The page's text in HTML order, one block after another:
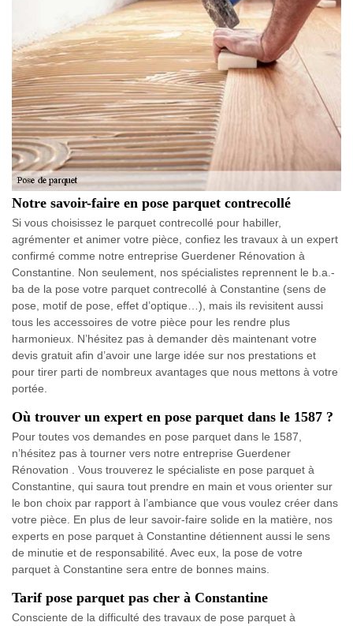
Notre savoir-faire en pose parquet contrecollé
Si vous choisissez le parquet contrecollé pour habiller,
agrémenter et animer votre pièce, confiez les travaux à un expert
confirmé comme notre entreprise Guerdener Rénovation à
Constantine. Non seulement, nos spécialistes reprennent le b.a.-
ba de la pose votre parquet contrecollé à Constantine (sens de
pose, motif de pose, effet d’optique…), mais ils revisitent aussi
tous les accessoires de votre pièce pour les rendre plus
harmonieux. N’hésitez pas à demander dès maintenant votre
devis gratuit afin d’avoir une large idée sur nos prestations et
pour tirer parti de nombreux avantages que nous mettons à votre
portée.
Où trouver un expert en pose parquet dans le 1587 ?
Pour toutes vos demandes en pose parquet dans le 1587,
n’hésitez pas à tourner vers notre entreprise Guerdener
Rénovation . Vous trouverez le spécialiste en pose parquet à
Constantine, qui saura tout prendre en main et vous orienter sur
le bon choix par rapport à l’ambiance que vous voulez créer dans
votre pièce. En plus de leur savoir-faire solide en la matière, nos
experts en pose parquet à Constantine détiennent aussi le sens
de minutie et de responsabilité. Avec eux, la pose de votre
parquet à Constantine sera entre de bonnes mains.
Tarif pose parquet pas cher à Constantine
Consciente de la difficulté des travaux de pose parquet à